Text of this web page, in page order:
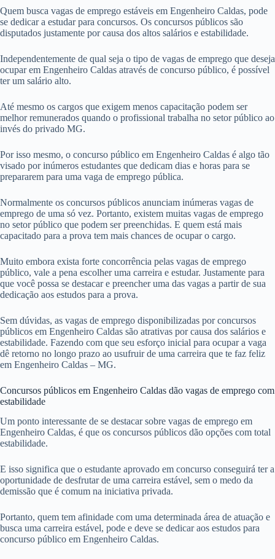
Quem busca vagas de emprego estáveis em Engenheiro Caldas, pode
se dedicar a estudar para concursos. Os concursos públicos são
disputados justamente por causa dos altos salários e estabilidade.
Independentemente de qual seja o tipo de vagas de emprego que deseja
ocupar em Engenheiro Caldas através de concurso público, é possível
ter um salário alto.
Até mesmo os cargos que exigem menos capacitação podem ser
melhor remunerados quando o profissional trabalha no setor público ao
invés do privado MG.
Por isso mesmo, o concurso público em Engenheiro Caldas é algo tão
visado por inúmeros estudantes que dedicam dias e horas para se
prepararem para uma vaga de emprego pública.
Normalmente os concursos públicos anunciam inúmeras vagas de
emprego de uma só vez. Portanto, existem muitas vagas de emprego
no setor público que podem ser preenchidas. E quem está mais
capacitado para a prova tem mais chances de ocupar o cargo.
Muito embora exista forte concorrência pelas vagas de emprego
público, vale a pena escolher uma carreira e estudar. Justamente para
que você possa se destacar e preencher uma das vagas a partir de sua
dedicação aos estudos para a prova.
Sem dúvidas, as vagas de emprego disponibilizadas por concursos
públicos em Engenheiro Caldas são atrativas por causa dos salários e
estabilidade. Fazendo com que seu esforço inicial para ocupar a vaga
dê retorno no longo prazo ao usufruir de uma carreira que te faz feliz
em Engenheiro Caldas – MG.
Concursos públicos em Engenheiro Caldas dão vagas de emprego com
estabilidade
Um ponto interessante de se destacar sobre vagas de emprego em
Engenheiro Caldas, é que os concursos públicos dão opções com total
estabilidade.
E isso significa que o estudante aprovado em concurso conseguirá ter a
oportunidade de desfrutar de uma carreira estável, sem o medo da
demissão que é comum na iniciativa privada.
Portanto, quem tem afinidade com uma determinada área de atuação e
busca uma carreira estável, pode e deve se dedicar aos estudos para
concurso público em Engenheiro Caldas.